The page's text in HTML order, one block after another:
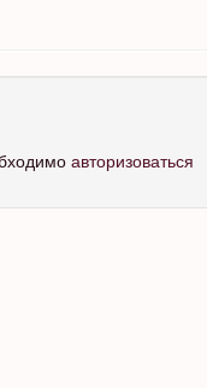
авторизоваться